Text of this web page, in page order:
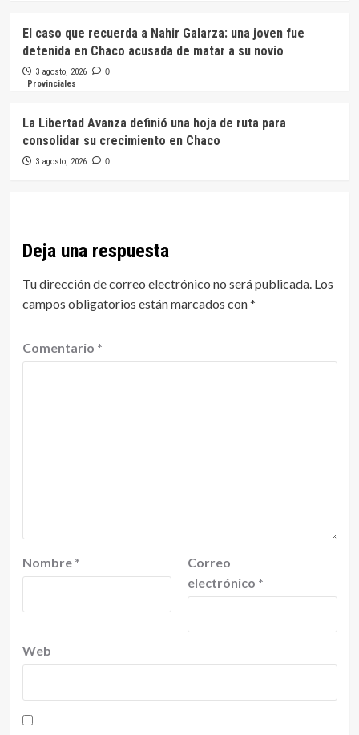
El caso que recuerda a Nahir Galarza: una joven fue
detenida en Chaco acusada de matar a su novio
3 agosto, 2026 0
Provinciales
La Libertad Avanza definió una hoja de ruta para
consolidar su crecimiento en Chaco
3 agosto, 2026 0
Deja una respuesta
Tu dirección de correo electrónico no será publicada. Los
campos obligatorios están marcados con*
Comentario *
Nombre *
Correo
electrónico *
Web